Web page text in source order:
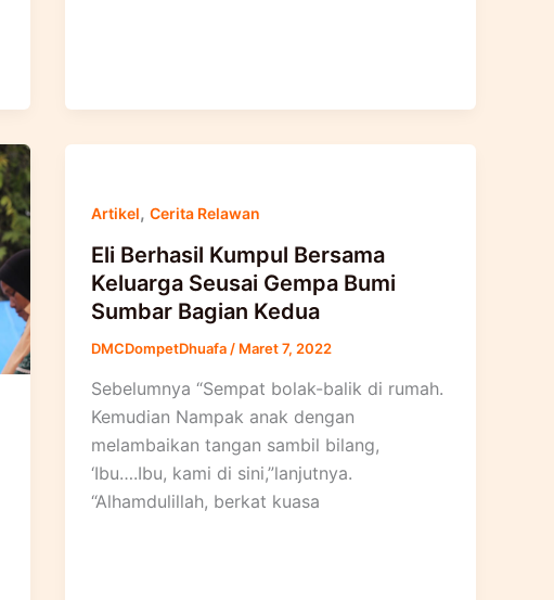
Artikel,Cerita Relawan
Eli Berhasil Kumpul Bersama
Keluarga Seusai Gempa Bumi
Sumbar Bagian Kedua
DMCDompetDhuafa / Maret 7, 2022
Sebelumnya “Sempat bolak-balik di rumah.
Kemudian Nampak anak dengan
melambaikan tangan sambil bilang,
‘Ibu….Ibu, kami di sini,”lanjutnya.
“Alhamdulillah, berkat kuasa